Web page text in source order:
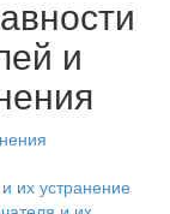
и
их устранение